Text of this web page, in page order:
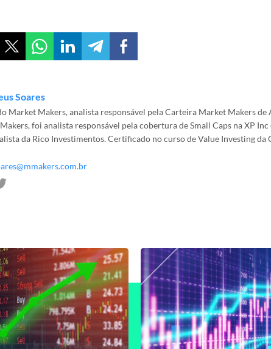
Soares
Market Makers, analista responsável pela Carteira Market Makers de
foi analista responsável pela cobertura de Small Caps na XP Inc
da Rico Investimentos. Certificado no curso de Value Investing da